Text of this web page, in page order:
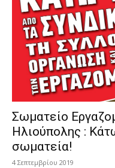
Σωματείο
Ηλιούπολης :
σωματεία!
4 Σεπτεμβρίου 2019